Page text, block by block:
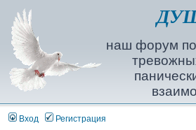
наш форум
Вход Регистрация